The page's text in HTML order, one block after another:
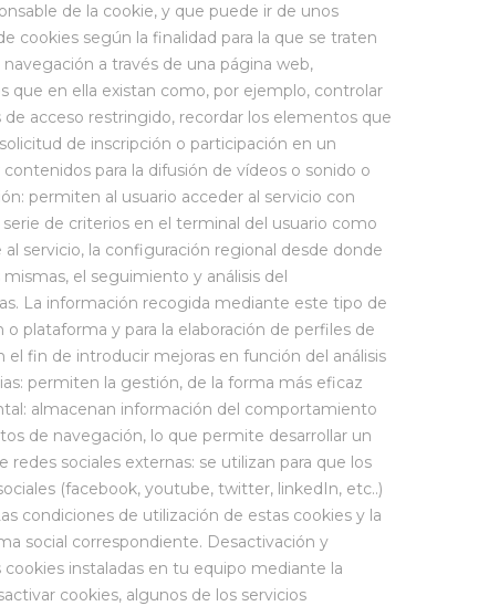
de la cookie, y que puede ir de unos
cookies según la finalidad para la que se traten
a través de una página web,
que en ella existan como, por ejemplo, controlar
acceso restringido, recordar los elementos que
de inscripción o participación en un
para la difusión de vídeos o sonido o
permiten al usuario acceder al servicio con
de criterios en el terminal del usuario como
servicio, la configuración regional desde donde
el seguimiento y análisis del
La información recogida mediante este tipo de
plataforma y para la elaboración de perfiles de
el fin de introducir mejoras en función del análisis
permiten la gestión, de la forma más eficaz
almacenan información del comportamiento
de navegación, lo que permite desarrollar un
sociales externas: se utilizan para que los
(facebook, youtube, twitter, linkedIn, etc..)
condiciones de utilización de estas cookies y la
social correspondiente. Desactivación y
instaladas en tu equipo mediante la
cookies, algunos de los servicios